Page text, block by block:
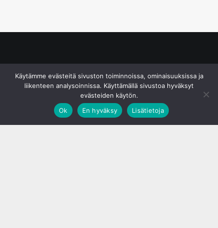
Käytämme evästeitä sivuston toiminnoissa, ominaisuuksissa ja
liikenteen analysoinnissa. Käyttämällä sivustoa hyväksyt
evästeiden käytön.
Ok
En hyväksy Lisätietoja